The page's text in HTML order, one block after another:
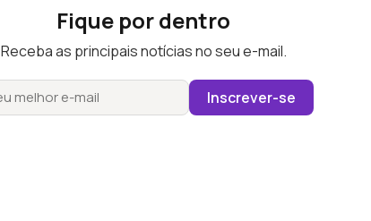
Fique por dentro
Receba as principais notícias no seu e-mail.
Inscrever-se